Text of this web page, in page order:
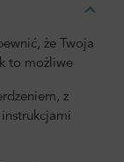
że Twoja
to możliwe
z